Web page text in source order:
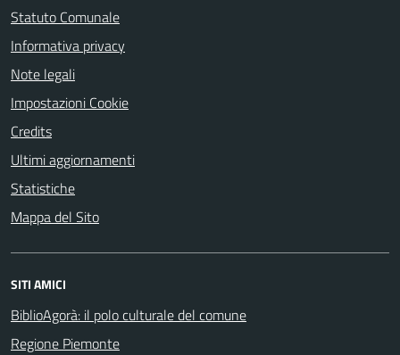
Statuto Comunale
Informativa privacy
Note legali
Impostazioni Cookie
Credits
Ultimi aggiornamenti
Statistiche
Mappa del Sito
SITI AMICI
BiblioAgorà: il polo culturale del comune
Regione Piemonte